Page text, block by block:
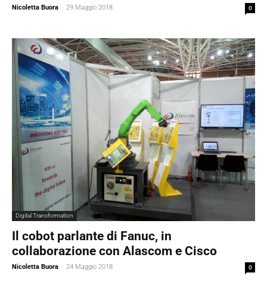
Nicoletta Buora - 29 Maggio 2018 0
Digital Transformation
Il cobot parlante di Fanuc, in
collaborazione con Alascom e Cisco
Nicoletta Buora - 24 Maggio 2018 0